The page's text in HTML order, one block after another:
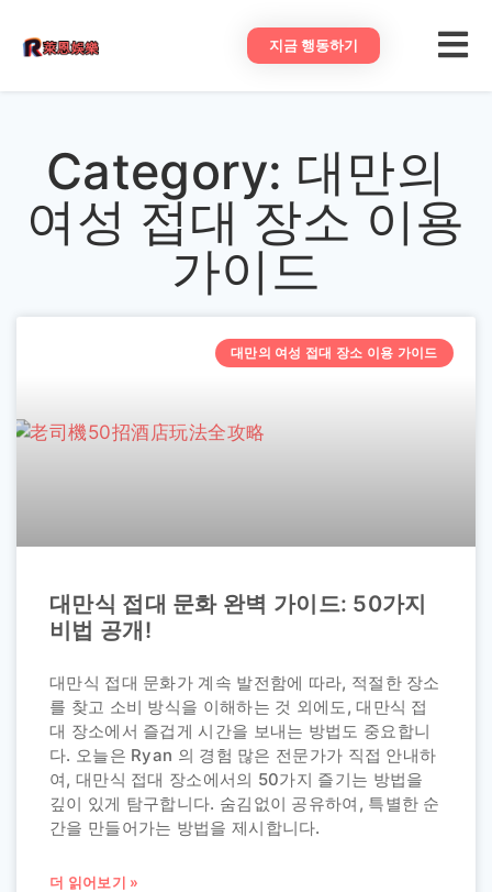
지금 행동하기
Category: 대만의
여성 접대 장소 이용
가이드
대만의 여성 접대 장소 이용 가이드
대만식 접대 문화 완벽 가이드: 50가지
비법 공개!
대만식 접대 문화가 계속 발전함에 따라, 적절한 장소
를 찾고 소비 방식을 이해하는 것 외에도, 대만식 접
대 장소에서 즐겁게 시간을 보내는 방법도 중요합니
다. 오늘은 Ryan 의 경험 많은 전문가가 직접 안내하
여, 대만식 접대 장소에서의 50가지 즐기는 방법을
깊이 있게 탐구합니다. 숨김없이 공유하여, 특별한 순
간을 만들어가는 방법을 제시합니다.
더 읽어보기 »